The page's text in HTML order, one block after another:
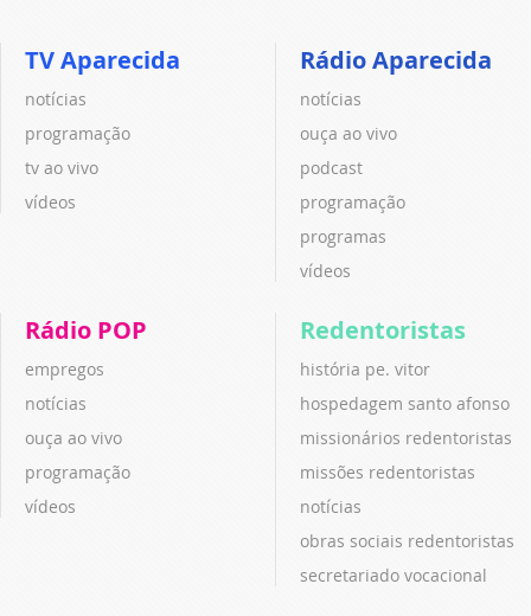
TV Aparecida
notícias
programação
tv ao vivo
vídeos
Rádio Aparecida
notícias
ouça ao vivo
podcast
programação
programas
vídeos
Rádio POP
empregos
notícias
ouça ao vivo
programação
vídeos
Redentoristas
história pe. vitor
hospedagem santo afonso
missionários redentoristas
missões redentoristas
notícias
obras sociais redentoristas
secretariado vocacional